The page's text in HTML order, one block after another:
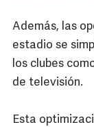
Además, las
estadio se
los clubes
de televisión.
Esta